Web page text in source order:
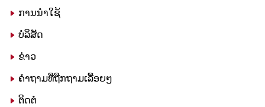
ການນຳໃຊ້
ບໍລິສັດ
ຂ່າວ
ຄຳຖາມທີ່ຖືກຖາມເລື້ອຍໆ
ຕິດຕໍ່